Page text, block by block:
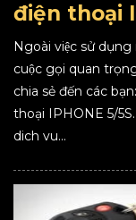
điện thoại
Ngoài việc sử
cuộc gọi quan
chia sẻ đến các
thoại IPHONE 5/
dich vu...